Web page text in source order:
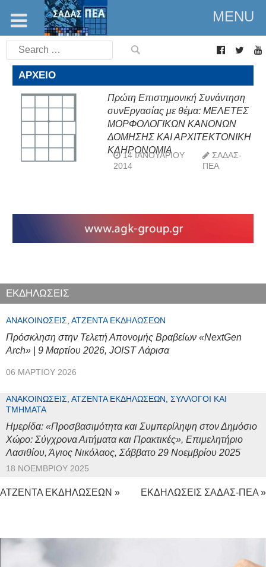
MENU
Search
for:
ΑΡΧΕΊΟ
Πρώτη Επιστημονική Συνάντηση
συνΕργασίας με θέμα: ΜΕΛΕΤΕΣ
ΜΟΡΦΟΛΟΓΙΚΩΝ ΚΑΝΟΝΩΝ
ΔΟΜΗΣΗΣ ΚΑΙ ΑΡΧΙΤΕΚΤΟΝΙΚΗ
ΚΛΗΡΟΝΟΜΙΑ
14 ΙΑΝΟΥΑΡΊΟΥ
2014
ΣΑΔΑΣ-
ΠΕΑ
ΕΚΔΗΛΩΣΕΙΣ
ΑΝΑΚΟΙΝΏΣΕΙΣ, ΑΤΖΈΝΤΑ ΕΚΔΗΛΏΣΕΩΝ
Πρόσκληση στην Τελετή Απονομής Βραβείων «NextGen
Arch» | 9 Μαρτίου 2026, JOIST Λάρισα
06 ΜΑΡΤΊΟΥ 2026
ΑΝΑΚΟΙΝΏΣΕΙΣ, ΑΤΖΈΝΤΑ ΕΚΔΗΛΏΣΕΩΝ, ΣΎΛΛΟΓΟΙ ΚΑΙ
ΤΜΉΜΑΤΑ
Ημερίδα: «Προσβασιμότητα και Συμπερίληψη στον Δημόσιο
Χώρο: Σύγχρονα Αιτήματα και Πρακτικές», Επιμελητήριο
Λασιθίου, Άγιος Νικόλαος, Σάββατο 29 Νοεμβρίου 2025
18 ΝΟΕΜΒΡΊΟΥ 2025
ΑΤΖΕΝΤΑ ΕΚΔΗΛΩΣΕΩΝ » ΕΚΔΗΛΩΣΕΙΣ ΣΑΔΑΣ-ΠΕΑ »